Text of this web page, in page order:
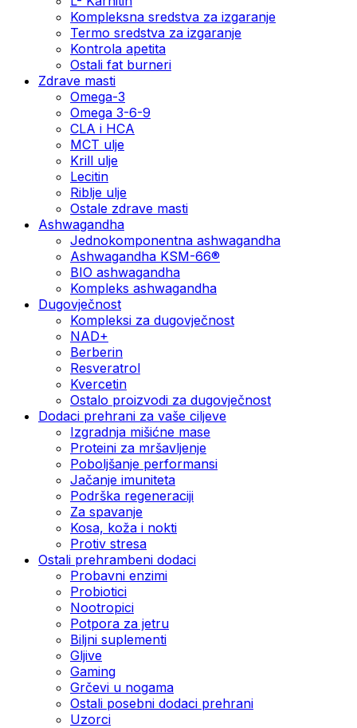
Kompleksna sredstva za izgaranje
Termo sredstva za izgaranje
Kontrola apetita
Ostali fat burneri
Zdrave masti
Omega-3
Omega 3-6-9
CLA i HCA
MCT ulje
Krill ulje
Lecitin
Riblje ulje
Ostale zdrave masti
Ashwagandha
Jednokomponentna ashwagandha
Ashwagandha KSM-66®
BIO ashwagandha
Kompleks ashwagandha
Dugovječnost
Kompleksi za dugovječnost
NAD+
Berberin
Resveratrol
Kvercetin
Ostalo proizvodi za dugovječnost
Dodaci prehrani za vaše ciljeve
Izgradnja mišićne mase
Proteini za mršavljenje
Poboljšanje performansi
Jačanje imuniteta
Podrška regeneraciji
Za spavanje
Kosa, koža i nokti
Protiv stresa
Ostali prehrambeni dodaci
Probavni enzimi
Probiotici
Nootropici
Potpora za jetru
Biljni suplementi
Gljive
Gaming
Grčevi u nogama
Ostali posebni dodaci prehrani
Uzorci